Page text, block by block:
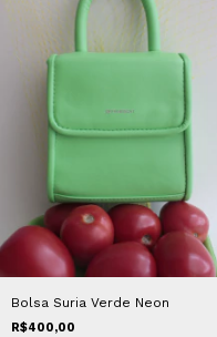
Bolsa Suria Verde Neon
R$400,00